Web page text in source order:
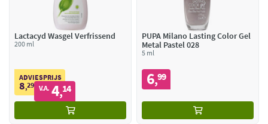
Lactacyd Wasgel Verfrissend
200 ml
ADVIESPRIJS
8,29 V.A. 4,14
PUPA Milano Lasting Color Gel
Metal Pastel 028
5 ml
6,99